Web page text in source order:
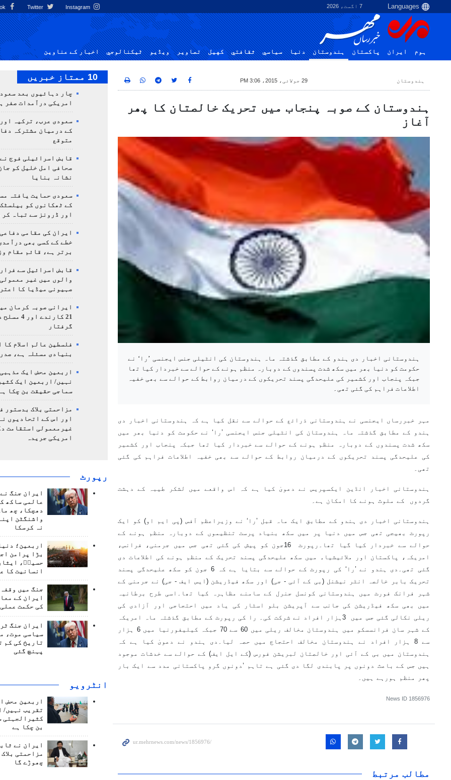
7 اگست، 2026 Instagram
ہوم ایران پاکستان ہندوستان دنیا سياسي ثقافتي کهيل تصاوير ویڈیو ٹيكنالوجي اخبار کے عناوین
ہندوستان 29 جولائی، 2015، 3:06 PM
ہندوستان کے صوبہ پنجاب میں تحریک خالصتان کا پھر
آغاز
ہندوستانی اخبار دی ہندو کے مطابق گذشتہ ماہ ہندوستان کی انٹیلی جنس ایجنسی ’را‘ نے
حکومت کو دنیا بھر میں سکھ شدت پسندوں کے دوبارہ منظم ہونے کے حوالے سے خبردار کیا تھا
جبکہ پنجاب اور کشمیر کی علیحدگی پسند تحریکوں کے درمیان روابط کے حوالے سے بھی خفیہ
اطلاعات فراہم کی گئی تھی۔
مہر خبررساں ایجنسی نے ہندوستانی ذرائع کے حوالے سے نقل کیا ہے کہ ہندوستانی اخبار دی
ہندو کے مطابق گذشتہ ماہ ہندوستان کی انٹیلی جنس ایجنسی ’را‘ نے حکومت کو دنیا بھر میں
سکھ شدت پسندوں کے دوبارہ منظم ہونے کے حوالے سے خبردار کیا تھا جبکہ پنجاب اور کشمیر
کی علیحدگی پسند تحریکوں کے درمیان روابط کے حوالے سے بھی خفیہ اطلاعات فراہم کی گئی
تھی۔
ہندوستانی اخبار انڈین ایکسپریس نے دعویٰ کیا ہے کہ اس واقعے میں لشکر طیبہ کے دہشت
گردوں کے ملوث ہونے کا امکان ہے۔
ہندوستانی اخبار دی ہندو کے مطابق ایک ماہ قبل ’را‘ نے وزیراعظم آفس (پی ایم او) کو ایک
رپورٹ بھیجی تھی جس میں دنیا پر میں سکھ بنیاد پرست تنظیموں کے دوبارہ منظم ہونے کے
حوالے سے خبردار کیا گیا تھا۔رپورٹ
16جون کو پیش کی گئی تھی جس میں جرمنی، فرانس،
امریکہ، پاکستان اور ملائیشیاء میں سکھ علیحدگی پسند تحریک کے منظم ہونے کی اطلاعات دی
گئی تھی۔دی ہندو نے ’را‘ کی رپورٹ کے حوالے سے بتایا ہے کہ 6 جون کو سکھ علیحدگی پسند
تحریک بابر خالصہ انٹر نیشنل (بی کے آئی - جی) اور سکھ فیڈریشن (ایس ایف- جی) نے جرمنی کے
شہر فرانک فورٹ میں ہندوستانی کونسل جنرل کے سامنے مظاہرہ کیا تھا۔اسی طرح برطانیہ
میں بھی سکھ فیڈریشن کی جانب سے آپریشن بلو اسٹار کی یاد میں احتجاجی اور آزادی کی
ریلی نکالی گئی جس میں
3ہزار افراد نے شرکت کی۔ را کی رپورٹ کے مطابق گذشتہ ماہ امریکہ
کے شہر سان فرانسسکو میں ہندوستان مخالف ریلی میں 60 سے 70 جبکہ کیلیفورنیا میں 6 ہزار
سے 8 ہزار افراد نے ہندوستان مخالف احتجاج میں حصہ لیا۔دی ہندو نے دعویٰ کیا ہے کہ
ہندوستان میں بی کے آئی اور خالصتان لبریشن فورس (کے ایل ایف) کے حوالے سے خدشات موجود
ہیں جس کے باعث دونوں پر پابندی لگا دی گئی ہے تاہم ’دونوں گرو پاکستانی مدد سے ایک بار
پھر منظم ہورہے ہیں۔
News ID 1856976
مطالب مرتبط
10 ممتاز خبریں
چار دہائیوں بعد
امریکی درآمدات صفر
سعودی عرب، ترکیہ
کے درمیان مشترکہ
متوقع
قابض اسرائیلی فوج
صحافی امل خلیل کو
نشانہ بنایا
سعودی حمایت یافتہ
کے ٹھکانوں کو
اور ڈرونز سے تباہ کر
ایران کی مقامی
خطے کے کسی بھی
برتر ہے، قائم مقام
قابض اسرائیل سے
والوں میں غیر
صہیونی میڈیا کا
ایرانی صوبہ کرمان
21 کارندے
گرفتار
فلسطین عالم اسلام کا
بنیادی مسئلہ ہے،
اربعین محض ایک
نہیں/ اربعین ایک
سماجی حقیقت بن چکا
مزاحمتی بلاک بدستور
اور اس کے اتحادیوں
غیرمعمولی استقامت
امریکی جریدہ
رپورٹ
ایران جنگ
عالمی ساکھ
دھچکا، چھ
واشنگٹن
نہ کرسکا
اربعین؛
بڑا پرامن
حسینؑ،
انسانیت کا
جنگ میں
ایران کے
کی حکمت
ایران جنگ
سیاسی موت،
تاریخ کی کم
پہنچ گئی
انٹرويو
اربعین محض
تقریب نہیں/
کثیرالجہتی
بن چکا ہے
ایران نے
مزاحمتی
چھوڑے گا